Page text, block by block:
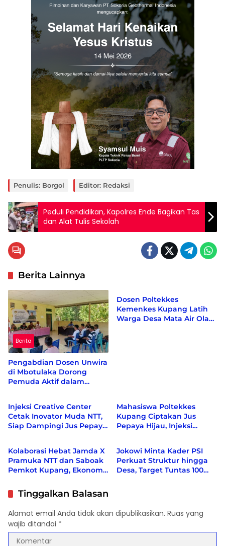
Penulis: Borgol Editor: Redaksi
Peduli Pendidikan, Kapolres Ende Bagikan Tas
dan Alat Tulis Sekolah
Berita Lainnya
Berita
Pengabdian Dosen Unwira
di Mbotulaka Dorong
Pemuda Aktif dalam
Dosen Poltekkes
Kemenkes Kupang Latih
Warga Desa Mata Air Olah
Berita
Injeksi Creative Center
Cetak Inovator Muda NTT,
Siap Dampingi Jus Pepaya
Mahasiswa Poltekkes
Kupang Ciptakan Jus
Pepaya Hijau, Injeksi
Berita
Kolaborasi Hebat Jamda X
Pramuka NTT dan Saboak
Pemkot Kupang, Ekonomi
Sosial di Kampanyekan
Berita
Jokowi Minta Kader PSI
Perkuat Struktur hingga
Desa, Target Tuntas 100
Tinggalkan Balasan
Alamat email Anda tidak akan dipublikasikan. Ruas yang
wajib ditandai *